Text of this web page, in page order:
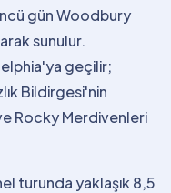
gün Woodbury
sunulur.
geçilir;
Bildirgesi'nin
Rocky Merdivenleri
turunda yaklaşık 8,5